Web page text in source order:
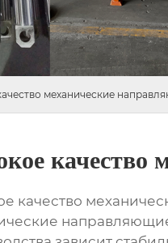
механические
качество
качество